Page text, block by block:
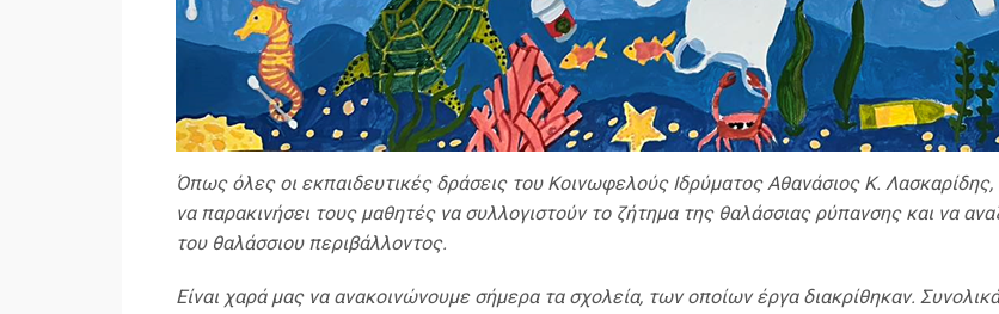
Όπως όλες οι εκπαιδευτικές δράσεις του Κοινωφελούς Ιδρύματος Αθανάσιος Κ.
να παρακινήσει τους μαθητές να συλλογιστούν το ζήτημα της θαλάσσιας ρύπανσης και να
του θαλάσσιου περιβάλλοντος.
Είναι χαρά μας να ανακοινώνουμε σήμερα τα σχολεία, των οποίων έργα διακρίθηκαν.